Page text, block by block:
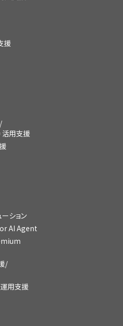
援
活用支援
ーション
AI Agent
/
運用支援